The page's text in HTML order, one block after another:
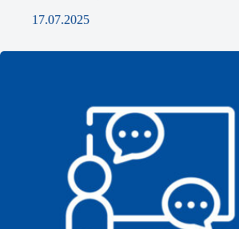
17.07.2025